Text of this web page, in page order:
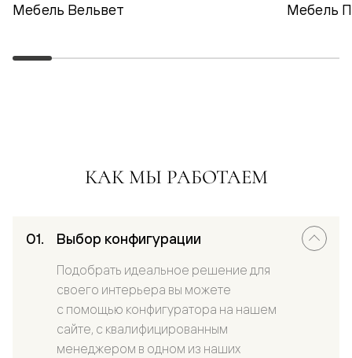
Мебель Вельвет Мебель
КАК МЫ РАБОТАЕМ
Выбор конфигурации
Подобрать идеальное решение для
своего интерьера вы можете
с помощью конфигуратора на нашем
сайте, с квалифицированным
менеджером в одном из наших